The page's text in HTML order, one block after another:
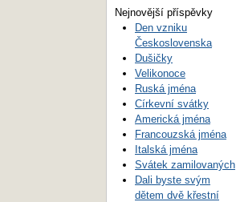
Nejnovější příspěvky
Den vzniku
Československa
Dušičky
Velikonoce
Ruská jména
Církevní svátky
Americká jména
Francouzská jména
Italská jména
Svátek zamilovaných
Dali byste svým
dětem dvě křestní